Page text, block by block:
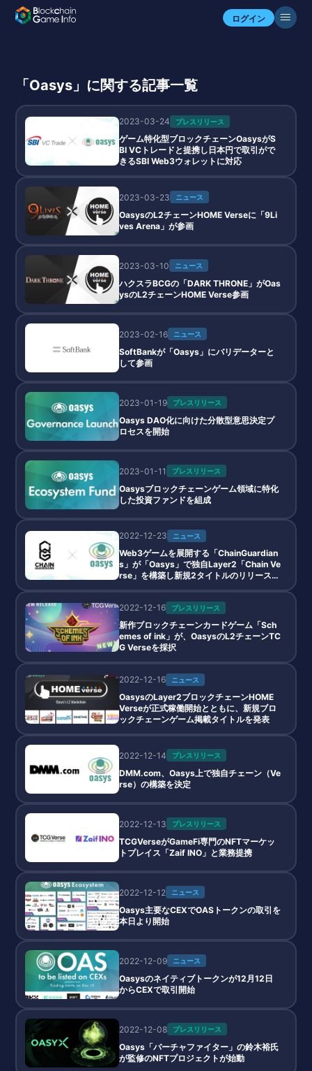
ログイン
「Oasys」に関する記事一覧
2023-03-24 プレスリリース
ゲーム特化型ブロックチェーンOasysがS
BI VCトレードと提携し日本円で取引がで
きるSBI Web3ウォレットに対応
2023-03-23 ニュース
OasysのL2チェーンHOME Verseに「9Li
ves Arena」が参画
2023-03-10 ニュース
ハクスラBCGの「DARK THRONE」がOas
ysのL2チェーンHOME Verse参画
2023-02-16 ニュース
SoftBankが「Oasys」にバリデーターと
して参画
2023-01-19 プレスリリース
Oasys DAO化に向けた分散型意思決定プ
ロセスを開始
2023-01-11 プレスリリース
Oasysブロックチェーンゲーム領域に特化
した投資ファンドを組成
2022-12-23 ニュース
Web3ゲームを展開する「ChainGuardian
s」が「Oasys」で独自Layer2「Chain Ve
rse」を構築し新規2タイトルのリリースを
2022-12-16
プレスリリース
新作ブロックチェーンカードゲーム「Sch
emes of ink」が、OasysのL2チェーンTC
G Verseを採択
2022-12-16 ニュース
OasysのLayer2ブロックチェーンHOME
Verseが正式稼働開始とともに、新規ブロ
ックチェーンゲーム掲載タイトルを発表
2022-12-14 プレスリリース
DMM.com、Oasys上で独自チェーン（Ve
rse）の構築を決定
2022-12-13 プレスリリース
TCGVerseがGameFi専門のNFTマーケッ
トプレイス「Zaif INO」と業務提携
2022-12-12 ニュース
Oasys主要なCEXでOASトークンの取引を
本日より開始
2022-12-09 ニュース
Oasysのネイティブトークンが12月12日
からCEXで取引開始
2022-12-08 プレスリリース
Oasys「バーチャファイター」の鈴木裕氏
が監修のNFTプロジェクトが始動